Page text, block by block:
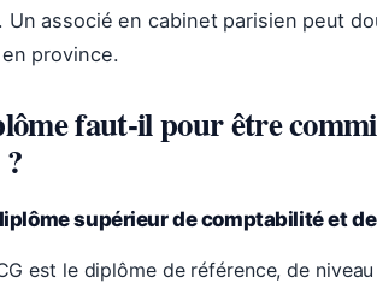
Un associé en cabinet parisien peut
en province.
faut-il pour être
supérieur de comptabilité et
est le diplôme de référence, de